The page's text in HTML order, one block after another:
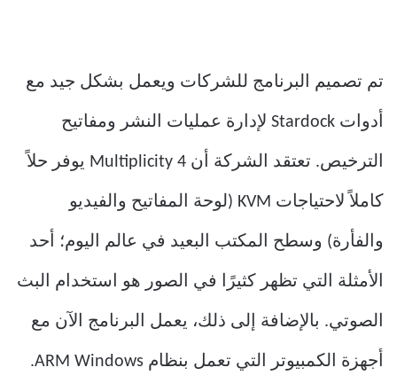
تم تصميم البرنامج للشركات ويعمل بشكل جيد مع
أدوات Stardock لإدارة عمليات النشر ومفاتيح
الترخيص. تعتقد الشركة أن Multiplicity 4 يوفر حلاً
كاملاً لاحتياجات KVM (لوحة المفاتيح والفيديو
والفأرة) وسطح المكتب البعيد في عالم اليوم؛ أحد
الأمثلة التي تظهر كثيرًا في الصور هو استخدام البث
الصوتي. بالإضافة إلى ذلك، يعمل البرنامج الآن مع
أجهزة الكمبيوتر التي تعمل بنظام ARM Windows.